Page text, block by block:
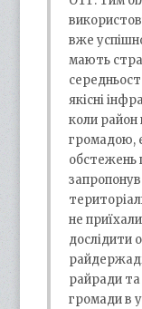
вже
мають
якісні
коли район
громадою,
обстежень
не
дослідити
райради та
громади в